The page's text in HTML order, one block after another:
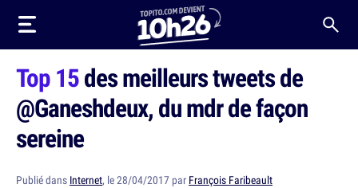
Top 15des meilleurs tweets de
@Ganeshdeux, du mdr de façon
sereine
Publié dans Internet, le 28/04/2017 par François Faribeault